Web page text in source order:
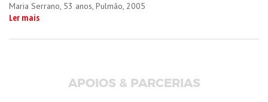
Maria Serrano, 53 anos, Pulmão, 2005
Ler mais
APOIOS & PARCERIAS